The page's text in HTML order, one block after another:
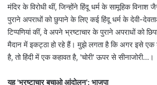
मंदिर के विरोधी थीं, जिन्होंने हिंदू धर्म के सामूहिक
पुराने अपराधों को छुपाने के लिए कई हिंदू धर्म के देवी-
टिप्पणियां कीं, वे अपने भ्रष्टाचार के पुराने अपराधों को
मैदान में इकट्ठा हो रहे हैं। मुझे लगता है कि अगर इसे एक
है, तो हिंदी में एक कहावत है, 'चोरी' ऊपर से सीनाजोरी…।
यह 'भ्रष्टाचार बचाओ आंदोलन': भाजपा